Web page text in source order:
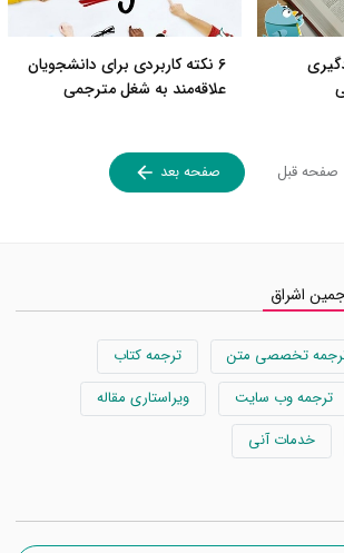
6 نکته کاربردی برای دانشجویان
علاقه‌مند به شغل مترجمی
صفحه قبل صفحه بعد
اشراق
تخصصی متن
ترجمه کتاب
ترجمه وب سایت
ویراستاری مقاله
خدمات آنی